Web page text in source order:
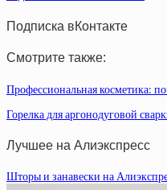
Подписка вКонтакте
Смотрите также:
Профессиональная косметика:
Горелка для аргонодуговой
Лучшее на Алиэкспресс
Шторы и занавески на